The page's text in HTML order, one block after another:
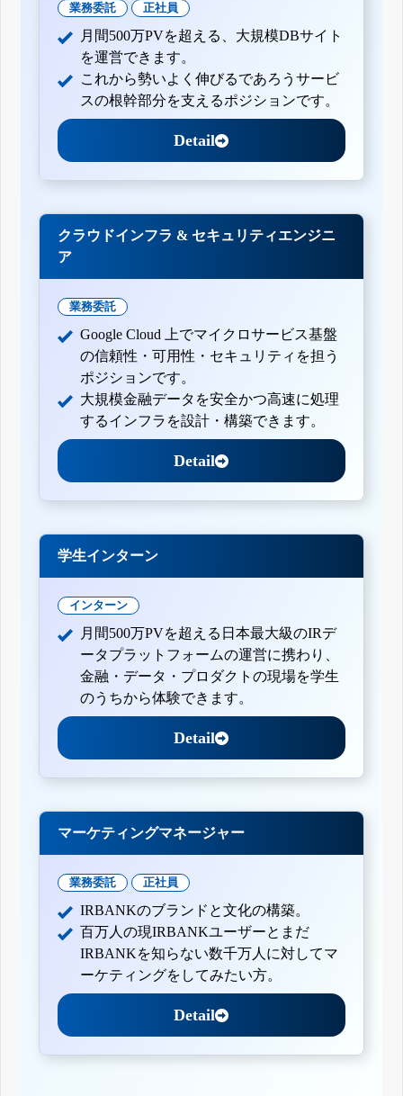
業務委託 正社員
月間500万PVを超える、大規模DBサイト
を運営できます。
これから勢いよく伸びるであろうサービ
スの根幹部分を支えるポジションです。
Detail
クラウドインフラ & セキュリティエンジニ
ア
業務委託
Google Cloud 上でマイクロサービス基盤
の信頼性・可用性・セキュリティを担う
ポジションです。
大規模金融データを安全かつ高速に処理
するインフラを設計・構築できます。
Detail
学生インターン
インターン
月間500万PVを超える日本最大級のIRデ
ータプラットフォームの運営に携わり、
金融・データ・プロダクトの現場を学生
のうちから体験できます。
Detail
マーケティングマネージャー
業務委託 正社員
IRBANKのブランドと文化の構築。
百万人の現IRBANKユーザーとまだ
IRBANKを知らない数千万人に対してマ
ーケティングをしてみたい方。
Detail